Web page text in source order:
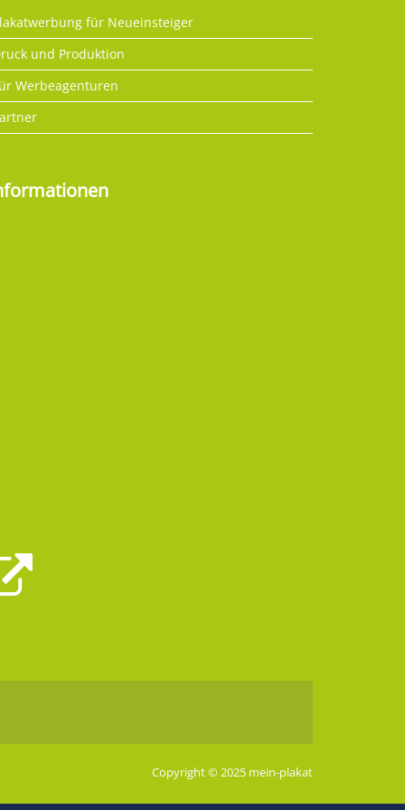
für Neueinsteiger
und Produktion
Werbeagenturen
Copyright © 2025 mein-plakat